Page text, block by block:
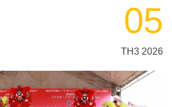
05
TH3 2026